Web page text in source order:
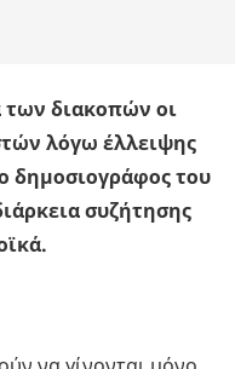
διακοπών οι
λόγω έλλειψης
δημοσιογράφος του
συζήτησης